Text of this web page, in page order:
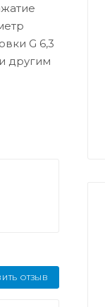
G 6,3
другим
ОТЗЫВ